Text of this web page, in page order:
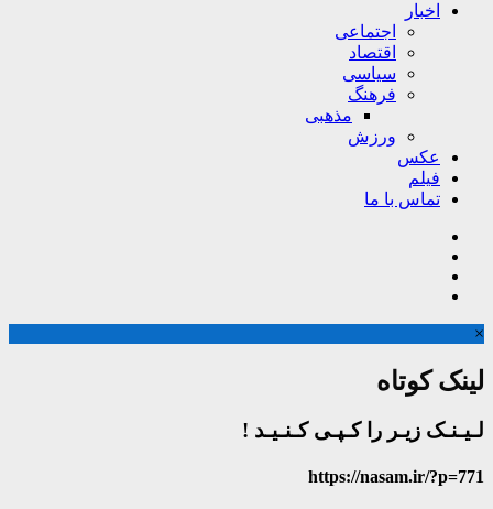
اخبار
اجتماعی
اقتصاد
سیاسی
فرهنگ
مذهبی
ورزش
عکس
فیلم
تماس با ما
×
لینک کوتاه
لـیـنـک زیـر را کـپـی کـنـیـد !
https://nasam.ir/?p=771